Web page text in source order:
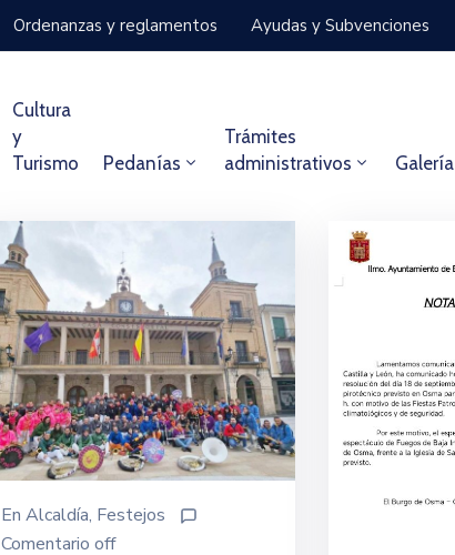
Ordenanzas y reglamentos Ayudas y Subvenciones
Cultura
y
Turismo
Pedanías
Trámites
administrativos
Galería
En Alcaldía‚ Festejos
Comentario off